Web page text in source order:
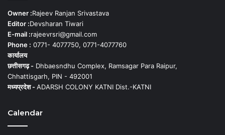
Owner :Rajeev Ranjan Srivastava
Editor :Devsharan Tiwari
E-mail :rajeevrsri@gmail.com
Phone : 0771- 4077750, 0771-4077760
कार्यालय
छत्तीसगढ़ - Dhbaesndhu Complex, Ramsagar Para Raipur,
Chhattisgarh, PIN - 492001
मध्यप्रदेश -ADARSH COLONY KATNI Dist.-KATNI
Calendar